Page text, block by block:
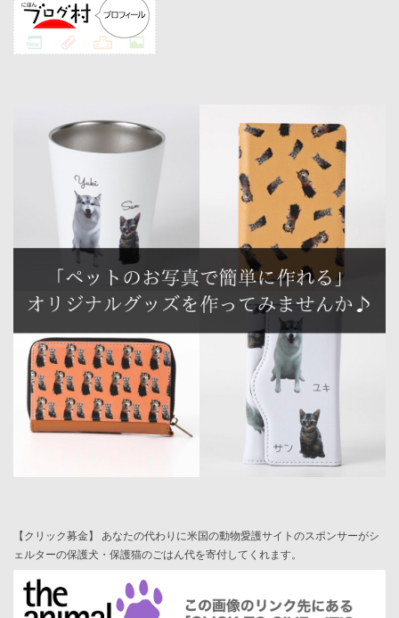
【クリック募金】 あなたの代わりに米国の動物愛護サイトのスポンサーがシ
ェルターの保護犬・保護猫のごはん代を寄付してくれます。